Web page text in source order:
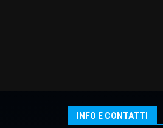
INFO E CONTATTI